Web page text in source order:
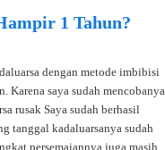
1 Tahun?
dengan metode imbibisi
Karena saya sudah mencobanya.
rusak Saya sudah berhasil
tanggal kadaluarsanya sudah
persemaiannya juga masih